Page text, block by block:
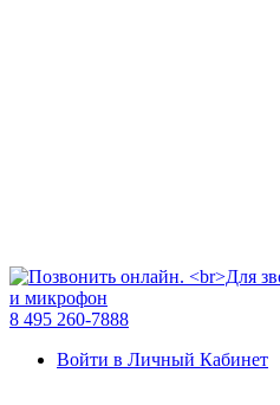
8 495 260-7888
Войти в Личный Кабинет